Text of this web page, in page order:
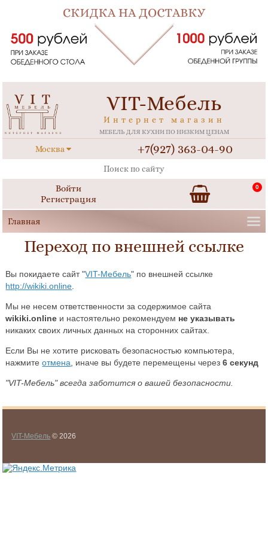
VIT-Мебель
Интернет магазин
МЕБЕЛЬ ДЛЯ КУХНИ ПО НИЗКИМ ЦЕНАМ
Москва +7(927) 363-04-90
Войти
Регистрация
0
Переход по внешней ссылке
Вы покидаете сайт "VIT-Мебель" по внешней ссылке
http://wikiki.online
Мы не несем ответственности за содержимое сайта
wikiki.online и настоятельно рекомендуем не указывать
никаких своих личных данных на сторонних сайтах.
Если Вы не хотите рисковать безопасностью компьютера,
нажмитеотмена , иначе вы будете перемещены через5 секунд
"VIT-Мебель" всегда заботится о вашей безопасности.
VIT-Мебель © 2026